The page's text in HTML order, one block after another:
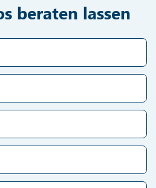
beraten lassen